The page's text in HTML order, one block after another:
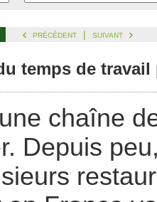
PRÉCÉDENT | SUIVANT
temps de
chaîne
Depuis